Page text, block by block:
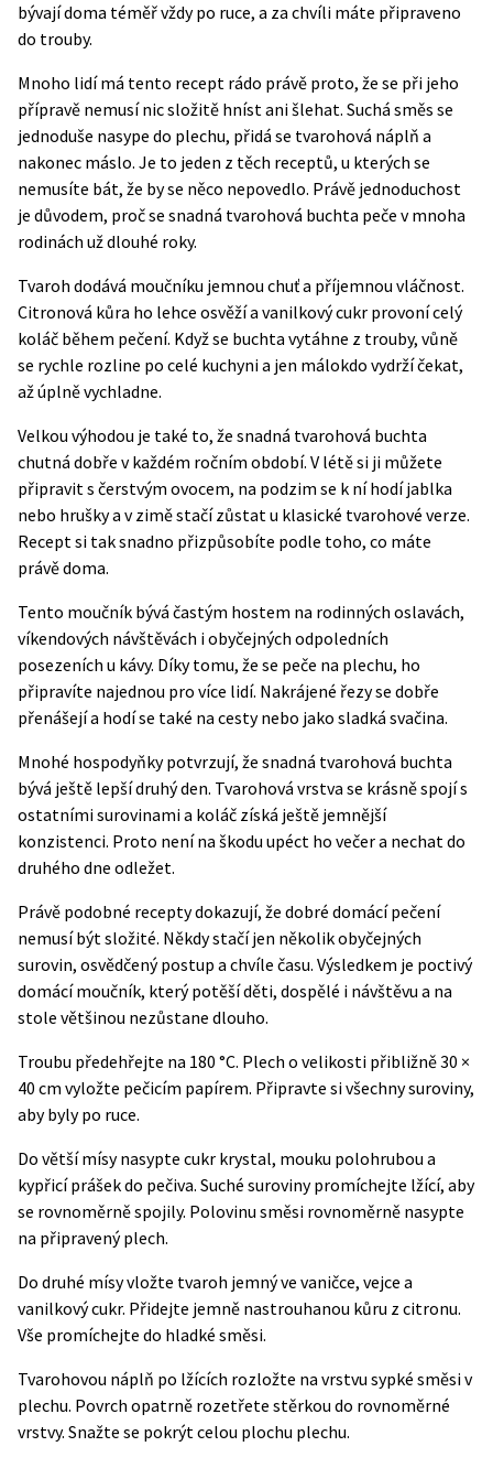
bývají doma téměř vždy po ruce, a za chvíli máte připraveno
do trouby.
Mnoho lidí má tento recept rádo právě proto, že se při jeho
přípravě nemusí nic složitě hníst ani šlehat. Suchá směs se
jednoduše nasype do plechu, přidá se tvarohová náplň a
nakonec máslo. Je to jeden z těch receptů, u kterých se
nemusíte bát, že by se něco nepovedlo. Právě jednoduchost
je důvodem, proč se snadná tvarohová buchta peče v mnoha
rodinách už dlouhé roky.
Tvaroh dodává moučníku jemnou chuť a příjemnou vláčnost.
Citronová kůra ho lehce osvěží a vanilkový cukr provoní celý
koláč během pečení. Když se buchta vytáhne z trouby, vůně
se rychle rozline po celé kuchyni a jen málokdo vydrží čekat,
až úplně vychladne.
Velkou výhodou je také to, že snadná tvarohová buchta
chutná dobře v každém ročním období. V létě si ji můžete
připravit s čerstvým ovocem, na podzim se k ní hodí jablka
nebo hrušky a v zimě stačí zůstat u klasické tvarohové verze.
Recept si tak snadno přizpůsobíte podle toho, co máte
právě doma.
Tento moučník bývá častým hostem na rodinných oslavách,
víkendových návštěvách i obyčejných odpoledních
posezeních u kávy. Díky tomu, že se peče na plechu, ho
připravíte najednou pro více lidí. Nakrájené řezy se dobře
přenášejí a hodí se také na cesty nebo jako sladká svačina.
Mnohé hospodyňky potvrzují, že snadná tvarohová buchta
bývá ještě lepší druhý den. Tvarohová vrstva se krásně spojí s
ostatními surovinami a koláč získá ještě jemnější
konzistenci. Proto není na škodu upéct ho večer a nechat do
druhého dne odležet.
Právě podobné recepty dokazují, že dobré domácí pečení
nemusí být složité. Někdy stačí jen několik obyčejných
surovin, osvědčený postup a chvíle času. Výsledkem je poctivý
domácí moučník, který potěší děti, dospělé i návštěvu a na
stole většinou nezůstane dlouho.
Troubu předehřejte na 180 °C. Plech o velikosti přibližně 30 ×
40 cm vyložte pečicím papírem. Připravte si všechny suroviny,
aby byly po ruce.
Do větší mísy nasypte cukr krystal, mouku polohrubou a
kypřicí prášek do pečiva. Suché suroviny promíchejte lžící, aby
se rovnoměrně spojily. Polovinu směsi rovnoměrně nasypte
na připravený plech.
Do druhé mísy vložte tvaroh jemný ve vaničce, vejce a
vanilkový cukr. Přidejte jemně nastrouhanou kůru z citronu.
Vše promíchejte do hladké směsi.
Tvarohovou náplň po lžících rozložte na vrstvu sypké směsi v
plechu. Povrch opatrně rozetřete stěrkou do rovnoměrné
vrstvy. Snažte se pokrýt celou plochu plechu.